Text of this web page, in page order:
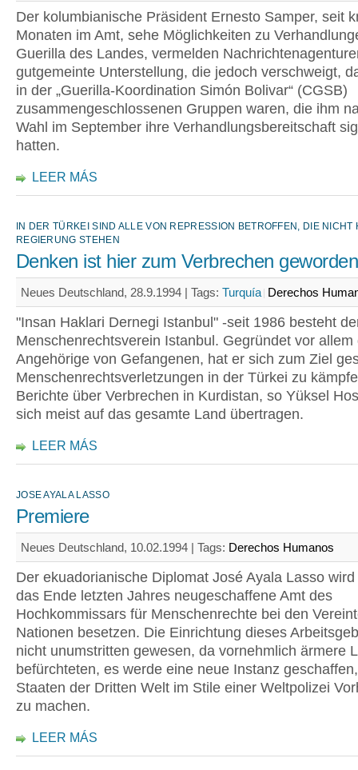
Der kolumbianische Präsident Ernesto Samper, seit
Monaten im Amt, sehe Möglichkeiten zu
Guerilla des Landes, vermelden
gutgemeinte Unterstellung, die jedoch verschweigt,
in der „Guerilla-Koordination Simón Bolivar“ (CGSB)
zusammengeschlossenen Gruppen waren, die ihm
Wahl im September ihre Verhandlungsbereitschaft
hatten.
LEER MÁS
IN DER TÜRKEI SIND ALLE VON REPRESSION BETROFFEN, DIE NICHT
REGIERUNG STEHEN
Denken ist hier zum Verbrechen geworden
Neues Deutschland, 28.9.1994 | Tags: Turquía Derechos
"Insan Haklari Dernegi Istanbul" -seit 1986 besteht
Menschenrechtsverein Istanbul. Gegründet vor allem
Angehörige von Gefangenen, hat er sich zum Ziel
Menschenrechtsverletzungen in der Türkei zu
Berichte über Verbrechen in Kurdistan, so Yüksel
sich meist auf das gesamte Land übertragen.
LEER MÁS
JOSE AYALA LASSO
Premiere
Neues Deutschland, 10.02.1994 | Tags: Derechos Humanos
Der ekuadorianische Diplomat José Ayala Lasso
das Ende letzten Jahres neugeschaffene Amt des
Hochkommissars für Menschenrechte bei den
Nationen besetzen. Die Einrichtung dieses
nicht unumstritten gewesen, da vornehmlich ärmere
befürchteten, es werde eine neue Instanz
Staaten der Dritten Welt im Stile einer Weltpolizei
zu machen.
LEER MÁS